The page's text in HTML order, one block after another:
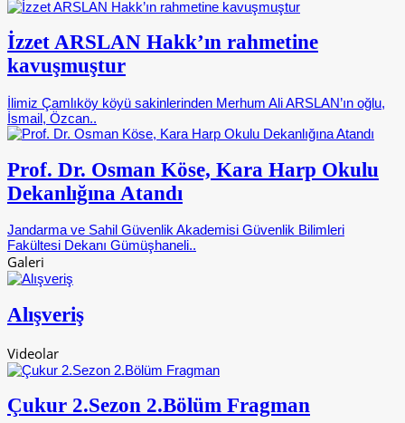
İzzet ARSLAN Hakk’ın rahmetine
kavuşmuştur
İlimiz Çamlıköy köyü sakinlerinden Merhum Ali ARSLAN’ın oğlu,
İsmail, Özcan..
Prof. Dr. Osman Köse, Kara Harp Okulu
Dekanlığına Atandı
Jandarma ve Sahil Güvenlik Akademisi Güvenlik Bilimleri
Fakültesi Dekanı Gümüşhaneli..
Galeri
Alışveriş
Videolar
Çukur 2.Sezon 2.Bölüm Fragman